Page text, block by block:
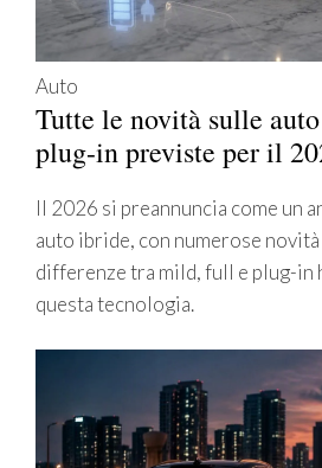
Auto
Tutte le novità sulle
plug-in previste per il
Il 2026 si preannuncia come un
auto ibride, con numerose
differenze tra mild, full e plug-in
questa tecnologia.